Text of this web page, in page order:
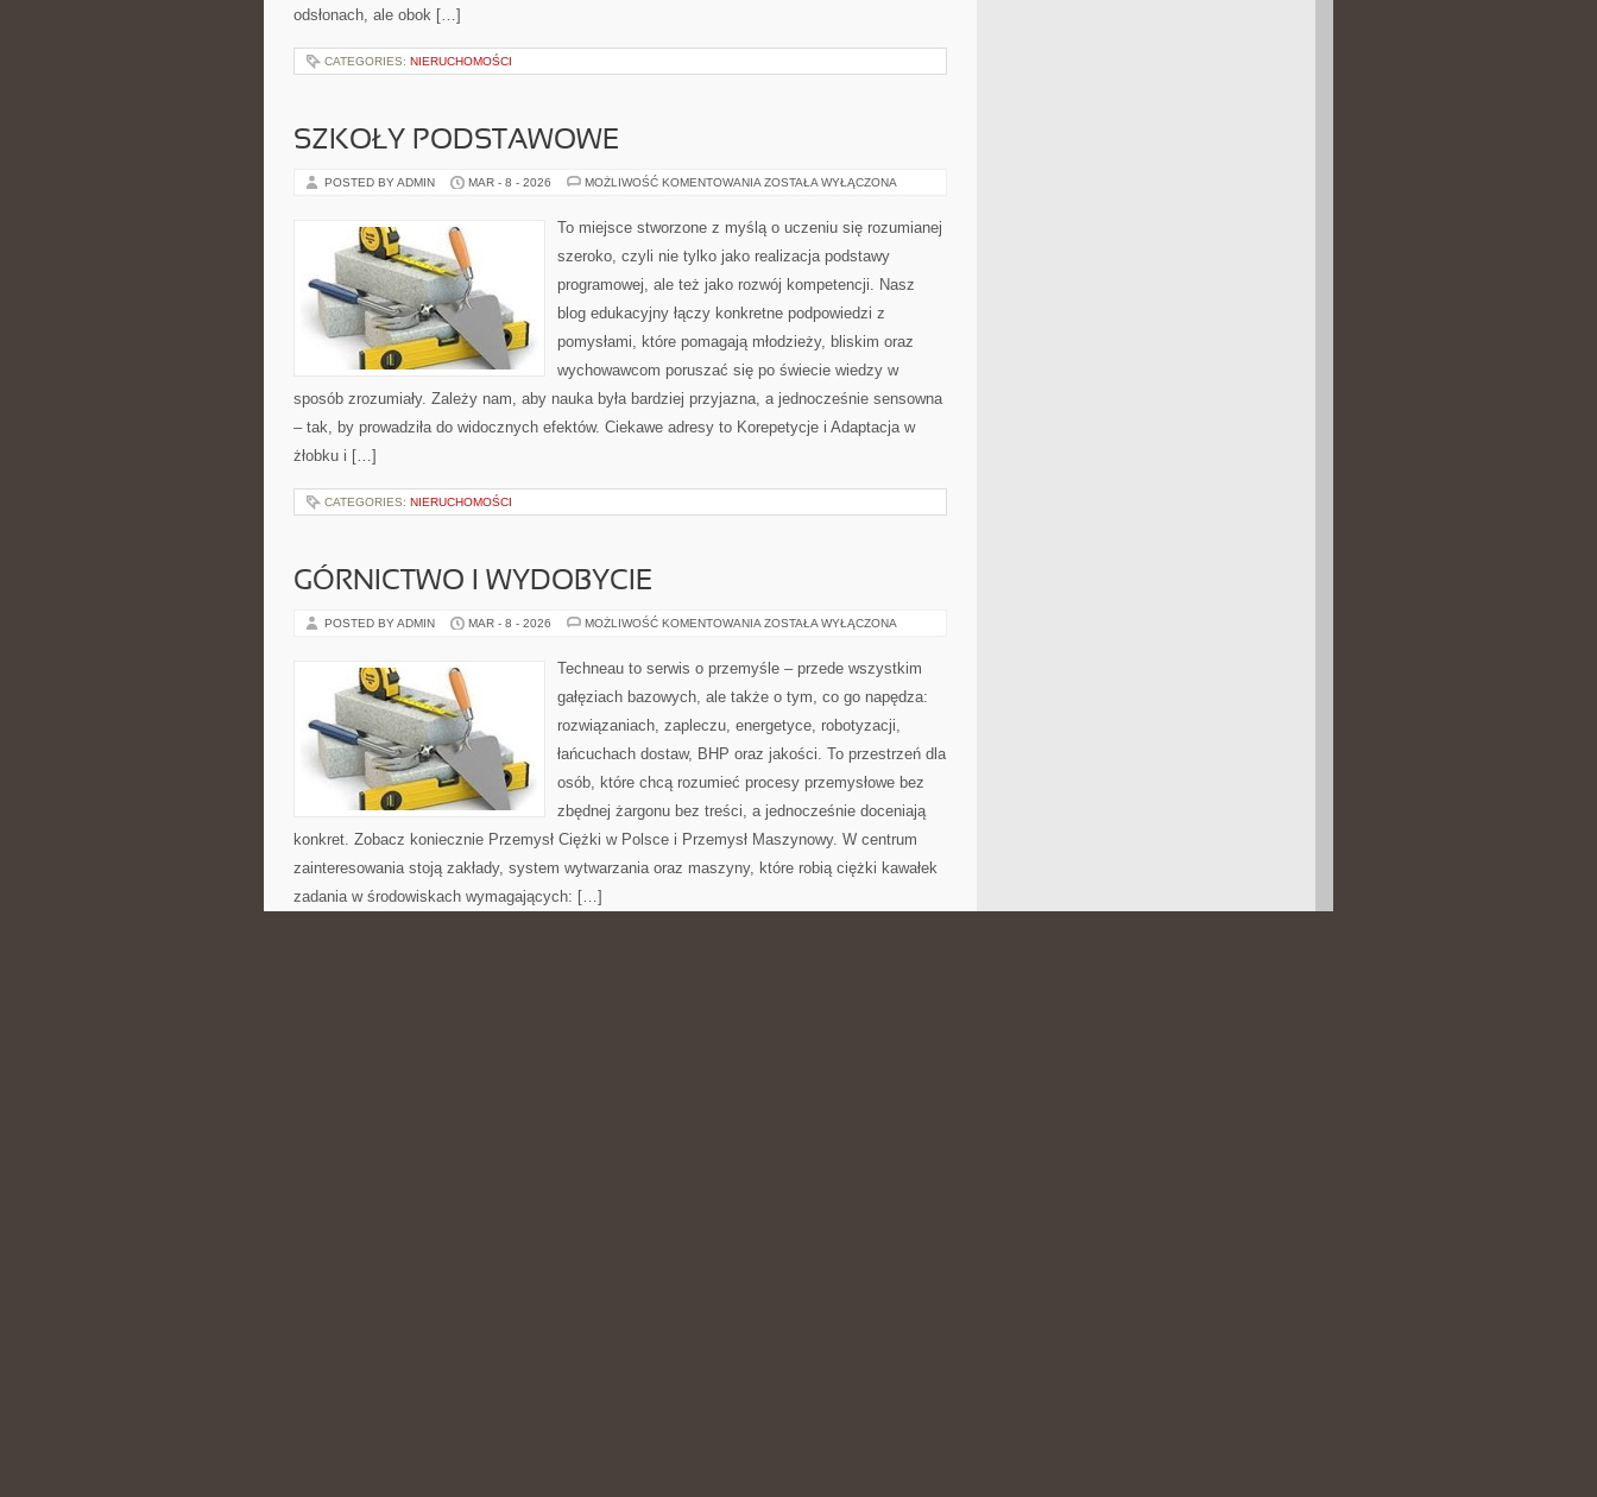
odsłonach, ale obok […]
CATEGORIES: NIERUCHOMOŚCI
SZKOŁY PODSTAWOWE
POSTED BY ADMIN MAR - 8 - 2026 MOŻLIWOŚĆ KOMENTOWANIA SZKOŁY
ZOSTAŁA WYŁĄCZONA
To miejsce stworzone z myślą o uczeniu się rozumianej
szeroko, czyli nie tylko jako realizacja podstawy
programowej, ale też jako rozwój kompetencji. Nasz
blog edukacyjny łączy konkretne podpowiedzi z
pomysłami, które pomagają młodzieży, bliskim oraz
wychowawcom poruszać się po świecie wiedzy w
sposób zrozumiały. Zależy nam, aby nauka była bardziej przyjazna, a jednocześnie sensowna
– tak, by prowadziła do widocznych efektów. Ciekawe adresy to Korepetycje i Adaptacja w
żłobku i […]
CATEGORIES: NIERUCHOMOŚCI
GÓRNICTWO I WYDOBYCIE
POSTED BY ADMIN MAR - 8 - 2026 MOŻLIWOŚĆ KOMENTOWANIA GÓRNICTWO
ZOSTAŁA WYŁĄCZONA
Techneau to serwis o przemyśle – przede wszystkim
gałęziach bazowych, ale także o tym, co go napędza:
rozwiązaniach, zapleczu, energetyce, robotyzacji,
łańcuchach dostaw, BHP oraz jakości. To przestrzeń dla
osób, które chcą rozumieć procesy przemysłowe bez
zbędnej żargonu bez treści, a jednocześnie doceniają
konkret. Zobacz koniecznie Przemysł Ciężki w Polsce i Przemysł Maszynowy. W centrum
zainteresowania stoją zakłady, system wytwarzania oraz maszyny, które robią ciężki kawałek
zadania w środowiskach wymagających: […]